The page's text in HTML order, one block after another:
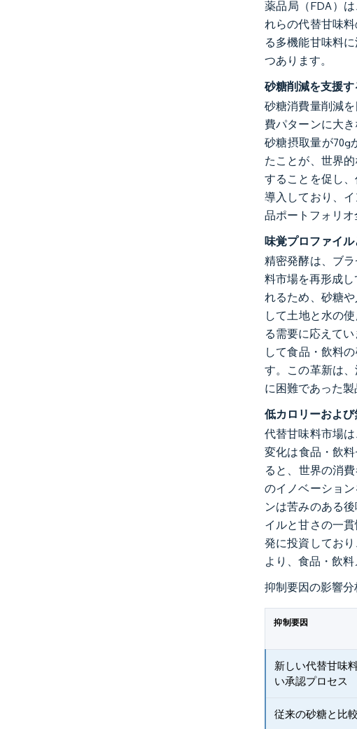
薬品局（FDA）
れらの代替甘味
る多機能甘味料
つあります。
砂糖削減を支援
砂糖消費量削減
費パターンに大
砂糖摂取量が70g
たことが、世界
することを促し
導入しており、
品ポートフォリ
味覚プロファイ
精密発酵は、ブ
料市場を再形成
れるため、砂糖
して土地と水の
る需要に応えて
して食品・飲料
す。この革新は
に困難であった製
低カロリーおよ
代替甘味料市場
変化は食品・飲
ると、世界の消
のイノベーショ
ンは苦みのある
イルと甘さの一
発に投資してお
より、食品・飲
抑制要因の影響分
抑制要因
新しい代替甘味
い承認プロセス
従来の砂糖と比